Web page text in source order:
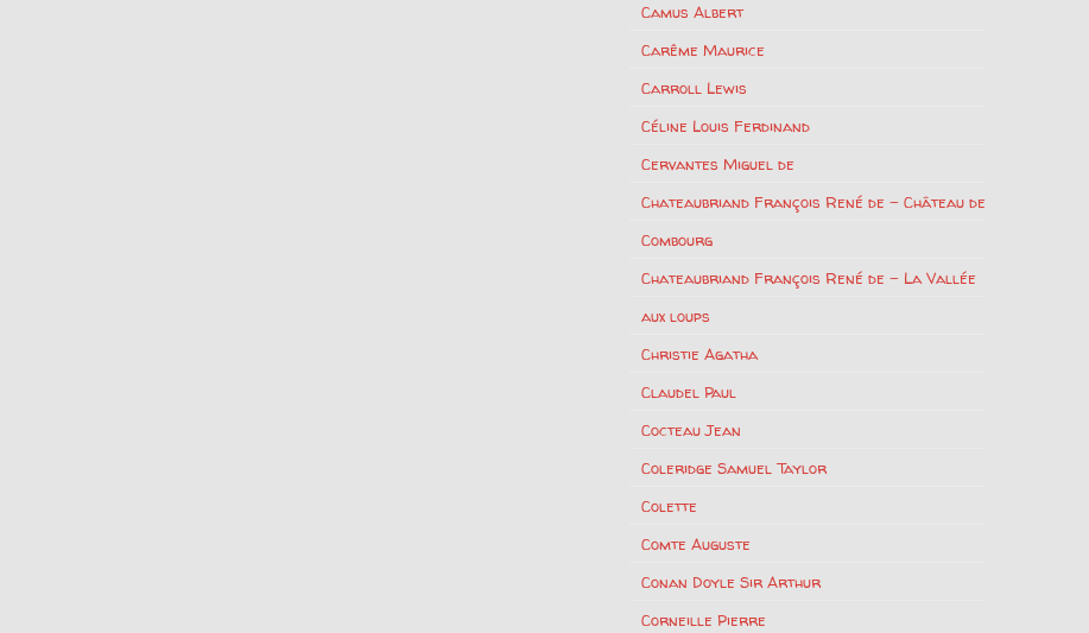
Camus Albert
Carême Maurice
Carroll Lewis
Céline Louis Ferdinand
Cervantes Miguel de
Chateaubriand François René de – Château de
Combourg
Chateaubriand François René de – La Vallée
aux loups
Christie Agatha
Claudel Paul
Cocteau Jean
Coleridge Samuel Taylor
Colette
Comte Auguste
Conan Doyle Sir Arthur
Corneille Pierre